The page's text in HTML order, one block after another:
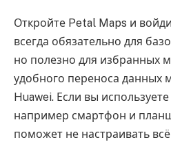
Откройте Petal Maps и
всегда обязательно для
но полезно для избранных
удобного переноса данных
Huawei. Если вы
например смартфон и
поможет не настраивать